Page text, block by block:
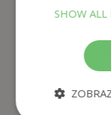
SHOW ALL